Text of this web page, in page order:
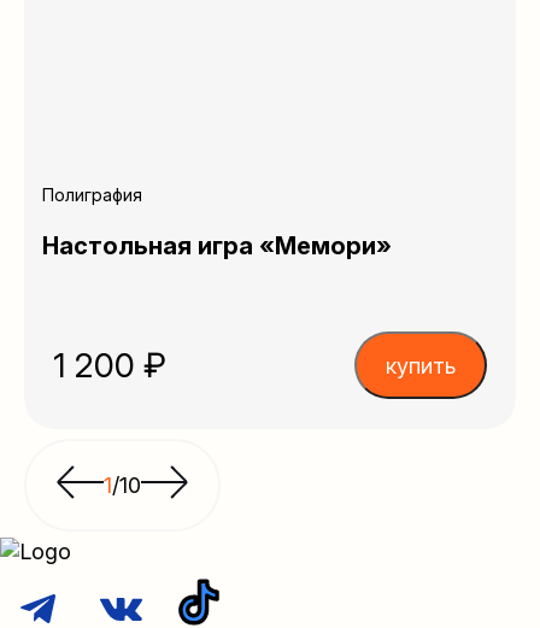
Полиграфия
Настольная игра «Мемори»
1 200 ₽ купить
1/10